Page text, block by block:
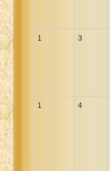
Ukrainian Bible
1 3
1 4